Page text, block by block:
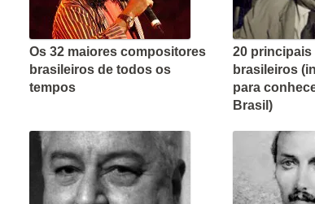
Os 32 maiores compositores
brasileiros de todos os
tempos
20 principais
brasileiros
para
Brasil)